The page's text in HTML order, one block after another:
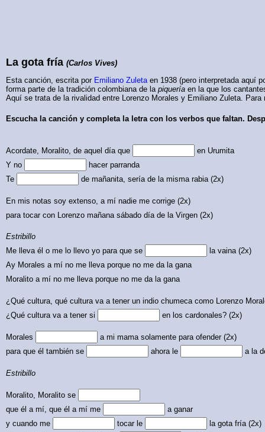
La gota fría (Carlos Vives)
Esta canción, escrita por Emiliano Zuletaen 1938 (pero interpretada aquí
forma parte de la tradición colombiana de la piquería en la que los
Aquí se trata de la rivalidad entre Lorenzo Morales y Emiliano Zuleta.
Escucha la canción y completa la letra con los verbos que faltan.
Acordate, Moralito, de aquel día que
en Urumita
Y no
hacer parranda
Te
de mañanita, sería de la misma rabia (2x)
En mis notas soy extenso, a mí nadie me corrige (2x)
para tocar con Lorenzo mañana sábado día de la Virgen (2x)
Estribillo
Me lleva él o me lo llevo yo para que se
la vaina (2x)
Ay Morales a mí no me lleva porque no me da la gana
Moralito a mí no me lleva porque no me da la gana
¿Qué cultura, qué cultura va a tener un indio chumeca como Lorenzo
¿Qué cultura va a tener si
en los cardonales? (2x)
Morales
a mi mama solamente para ofender (2x)
para que él también se
ahora le a la
Estribillo
Moralito, Moralito se
que él a mí, que él a mí me
a ganar
y cuando me
tocar le
la gota fría (2x)